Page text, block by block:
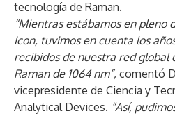
tecnología de Raman.
“Mientras estábamos en pleno
Icon, tuvimos en cuenta los
recibidos de nuestra red global
Raman de 1064 nm”, comentó
vicepresidente de Ciencia y
Analytical Devices. “Así,